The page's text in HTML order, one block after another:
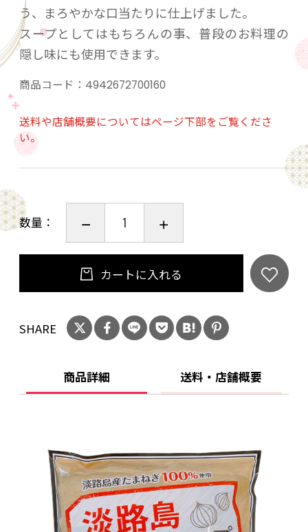
う、まろやかな口当たりに仕上げました。
スープとしてはもちろんの事、普段のお料理の
隠し味にも使用できます。
商品コード： 4942672700160
送料や店舗概要についてはページ下部をご覧くださ
い。
数量：
カートに入れる
SHARE
商品詳細 送料・店舗概要